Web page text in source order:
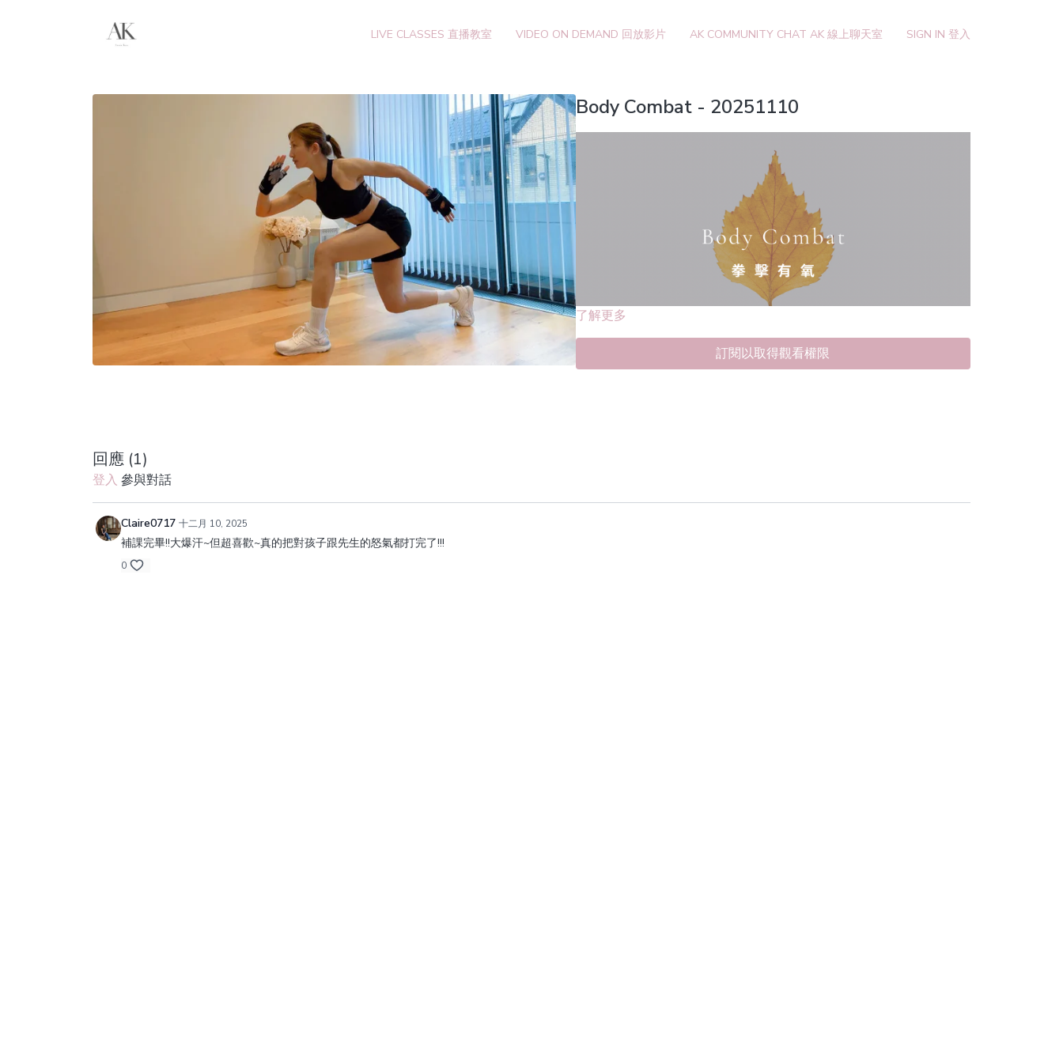
LIVE CLASSES 直播教室 VIDEO ON DEMAND 回放影片 AK COMMUNITY CHAT AK 線上聊天室 SIGN IN 登入
Body Combat - 20251110
了解更多
訂閱以取得觀看權限
回應 (1)
登入 參與對話
Claire0717 十二月 10, 2025
補課完畢!!大爆汗~但超喜歡~真的把對孩子跟先生的怒氣都打完了!!!
0